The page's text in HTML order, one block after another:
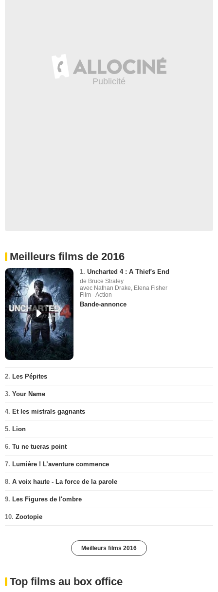
Meilleurs films de 2016
1. Uncharted 4 : A Thief's End
de Bruce Straley
avec Nathan Drake, Elena Fisher
Film - Action
Bande-annonce
2. Les Pépites
3. Your Name
4. Et les mistrals gagnants
5. Lion
6. Tu ne tueras point
7. Lumière ! L’aventure commence
8. A voix haute - La force de la parole
9. Les Figures de l'ombre
10. Zootopie
Meilleurs films 2016
Top films au box office